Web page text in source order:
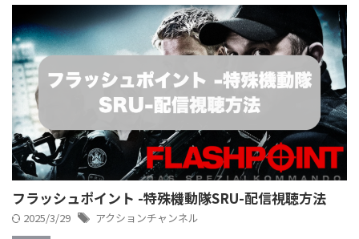
フラッシュポイント -特殊機動隊SRU-配信視聴方法
2025/3/29 アクションチャンネル